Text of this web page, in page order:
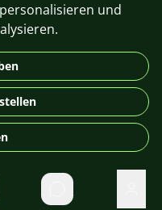
DE
© 2026 For Aquarist
und